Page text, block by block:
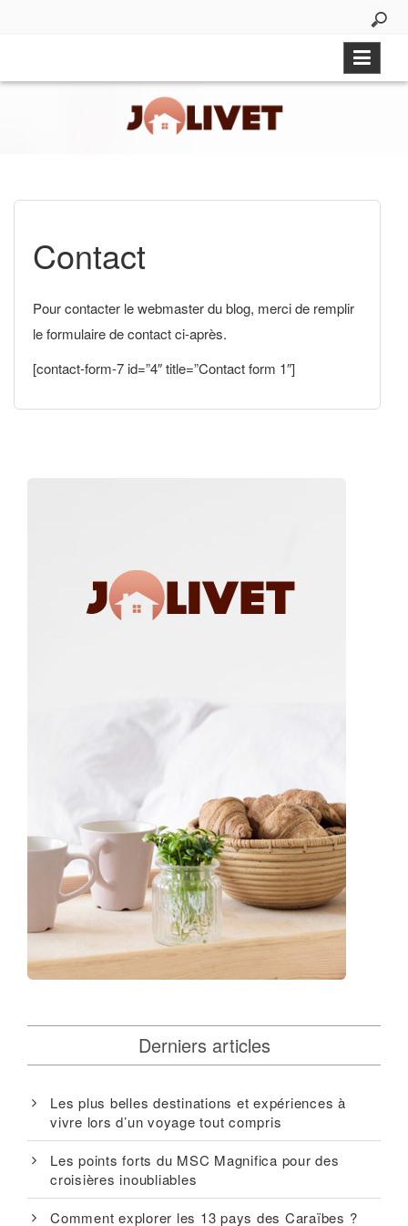
Contact
Pour contacter le webmaster du blog, merci de remplir
le formulaire de contact ci-après.
[contact-form-7 id=”4″ title=”Contact form 1″]
Derniers articles
Les plus belles destinations et expériences à
vivre lors d’un voyage tout compris
Les points forts du MSC Magnifica pour des
croisières inoubliables
Comment explorer les 13 pays des Caraïbes ?